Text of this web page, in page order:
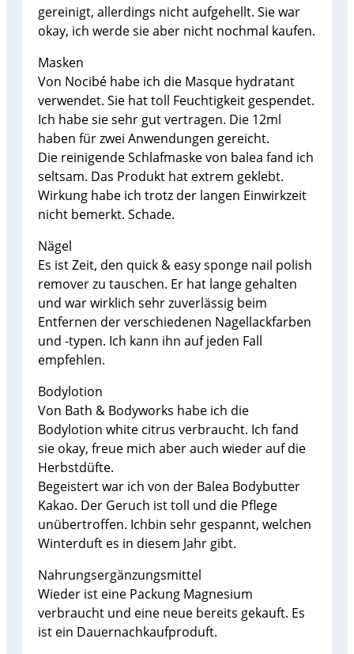
gereinigt, allerdings nicht aufgehellt. Sie war
okay, ich werde sie aber nicht nochmal kaufen.
Masken
Von Nocibé habe ich die Masque hydratant
verwendet. Sie hat toll Feuchtigkeit gespendet.
Ich habe sie sehr gut vertragen. Die 12ml
haben für zwei Anwendungen gereicht.
Die reinigende Schlafmaske von balea fand ich
seltsam. Das Produkt hat extrem geklebt.
Wirkung habe ich trotz der langen Einwirkzeit
nicht bemerkt. Schade.
Nägel
Es ist Zeit, den quick & easy sponge nail polish
remover zu tauschen. Er hat lange gehalten
und war wirklich sehr zuverlässig beim
Entfernen der verschiedenen Nagellackfarben
und -typen. Ich kann ihn auf jeden Fall
empfehlen.
Bodylotion
Von Bath & Bodyworks habe ich die
Bodylotion white citrus verbraucht. Ich fand
sie okay, freue mich aber auch wieder auf die
Herbstdüfte.
Begeistert war ich von der Balea Bodybutter
Kakao. Der Geruch ist toll und die Pflege
unübertroffen. Ichbin sehr gespannt, welchen
Winterduft es in diesem Jahr gibt.
Nahrungsergänzungsmittel
Wieder ist eine Packung Magnesium
verbraucht und eine neue bereits gekauft. Es
ist ein Dauernachkaufproduft.